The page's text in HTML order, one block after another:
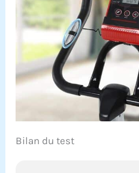
Bilan du test